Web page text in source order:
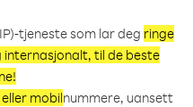
tjeneste som lar deg ringe
til de beste
mobilnummere, uansett